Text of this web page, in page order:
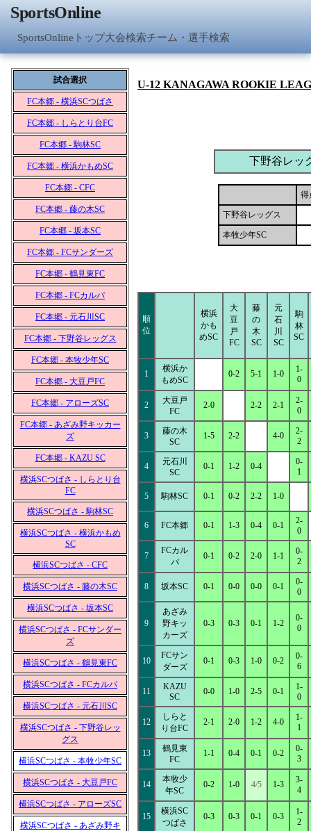
SportsOnline
SportsOnlineトップ大会検索チーム・選手検索
試合選択
FC本郷 - 横浜SCつばさ
FC本郷 - しらとり台FC
FC本郷 - 駒林SC
FC本郷 - 横浜かもめSC
FC本郷 - CFC
FC本郷 - 藤の木SC
FC本郷 - 坂本SC
FC本郷 - FCサンダーズ
FC本郷 - 鶴見東FC
FC本郷 - FCカルパ
FC本郷 - 元石川SC
FC本郷 - 下野谷レッグス
FC本郷 - 本牧少年SC
FC本郷 - 大豆戸FC
FC本郷 - アローズSC
FC本郷 - あざみ野キッカー
ズ
FC本郷 - KAZU SC
横浜SCつばさ - しらとり台
FC
横浜SCつばさ - 駒林SC
横浜SCつばさ - 横浜かもめ
SC
横浜SCつばさ - CFC
横浜SCつばさ - 藤の木SC
横浜SCつばさ - 坂本SC
横浜SCつばさ - FCサンダー
ズ
横浜SCつばさ - 鶴見東FC
横浜SCつばさ - FCカルパ
横浜SCつばさ - 元石川SC
横浜SCつばさ - 下野谷レッ
グス
横浜SCつばさ - 本牧少年SC
横浜SCつばさ - 大豆戸FC
横浜SCつばさ - アローズSC
横浜SCつばさ - あざみ野キ
U-12 KANAGAWA ROOKIE
下野谷レッ
得
下野谷レッグス
本牧少年SC
順
位
横浜
かも
めSC
大
豆
戸
FC
藤
の
木
SC
元
石
川
SC
駒
林
SC
1
横浜か
もめSC
0-2 5-1 1-0
1-
0
2
大豆戸
FC
2-0 2-2 2-1
2-
0
3
藤の木
SC
1-5 2-2 4-0
2-
2
4
元石川
SC
0-1 1-2 0-4
0-
1
5 駒林SC 0-1 0-2 2-2 1-0
6 FC本郷 0-1 1-3 0-4 0-1
2-
0
7
FCカル
パ
0-1 0-2 2-0 1-1
0-
2
8 坂本SC 0-1 0-0 0-0 0-1
0-
0
9
あざみ
野キッ
カーズ
0-3 0-3 0-1 1-2
0-
0
10
FCサン
ダーズ
0-1 0-3 1-0 0-2
0-
6
11
KAZU
SC
0-0 1-0 2-5 0-1
1-
0
12
しらと
り台FC
2-1 2-0 1-2 4-0
1-
1
13
鶴見東
FC
1-1 0-4 0-1 0-2
0-
3
14
本牧少
年SC
0-2 1-0 4/5 1-3
3-
4
15
横浜SC
つばさ
0-3 0-3 0-1 0-3
1-
2